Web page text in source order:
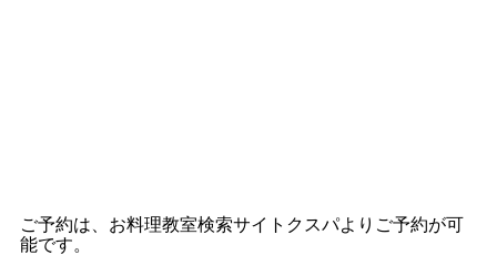
ご予約は、お料理教室検索サイトクスパよりご予約が可
能です。